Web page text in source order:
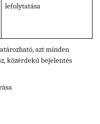
lefolytatása
azt minden
közérdekű bejelentés